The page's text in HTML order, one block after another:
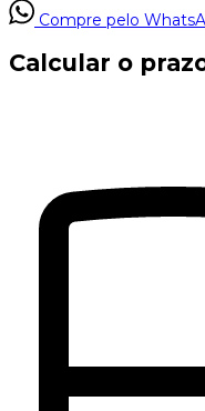
Compre pelo
Calcular o